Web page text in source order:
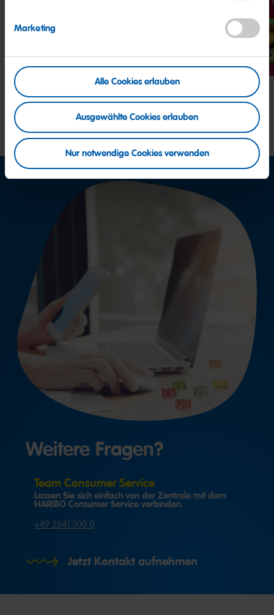
Marketing
Alle Cookies erlauben
Ausgewählte Cookies erlauben
Nur notwendige Cookies verwenden
Goldbären
Weitere Fragen?
Team Consumer Service
Lassen Sie sich einfach von der Zentrale mit dem
HARIBO Consumer Service verbinden.
+49 2641 300 0
Jetzt Kontakt aufnehmen